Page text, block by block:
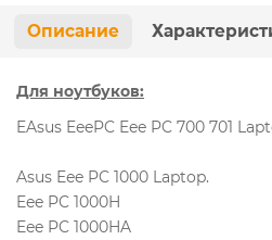
Описание
Для ноутбуков:
EAsus EeePC Eee PC 700 701
Asus Eee PC 1000 Laptop.
Eee PC 1000H
Eee PC 1000HA